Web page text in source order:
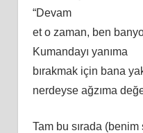
“Devam
et o zaman, ben
Kumandayı yanıma
bırakmak için bana
nerdeyse ağzıma
Tam bu sırada